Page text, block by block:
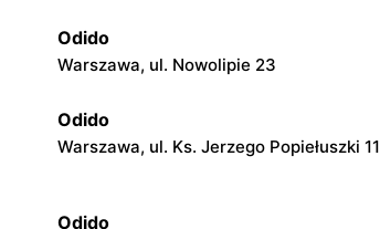
Odido
Warszawa, ul. Nowolipie 23
Odido
Warszawa, ul. Ks. Jerzego Popiełuszki 11
Odido